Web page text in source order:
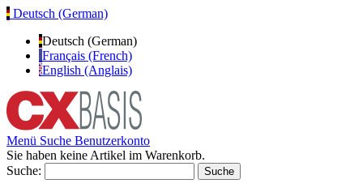
Deutsch (German)
Deutsch (German)
Français (French)
English (Anglais)
Menü Suche Benutzerkonto
Sie haben keine Artikel im Warenkorb.
Suche:
Suche